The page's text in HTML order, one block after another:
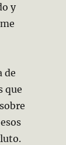
y
de
que